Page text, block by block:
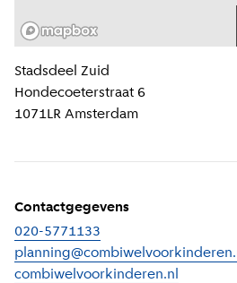
Locatiegegevens
Stadsdeel Zuid
Hondecoeterstraat 6
1071LR Amsterdam
Contactgegevens
020-5771133
combiwelvoorkinderen.nl